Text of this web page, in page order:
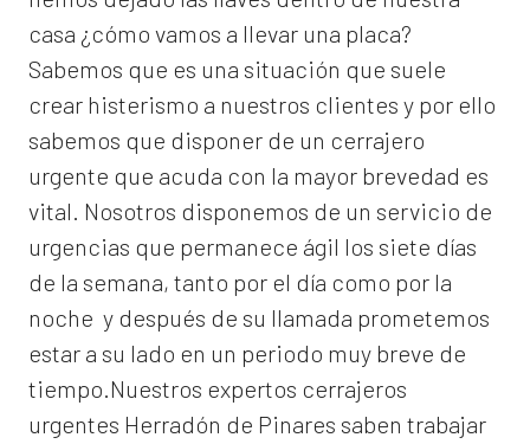
casa ¿cómo vamos a llevar una placa?
Sabemos que es una situación que suele
crear histerismo a nuestros clientes y por ello
sabemos que disponer de un cerrajero
urgente que acuda con la mayor brevedad es
vital. Nosotros disponemos de un servicio de
urgencias que permanece ágil los siete días
de la semana, tanto por el día como por la
noche y después de su llamada prometemos
estar a su lado en un periodo muy breve de
tiempo.Nuestros expertos cerrajeros
urgentes Herradón de Pinares saben trabajar